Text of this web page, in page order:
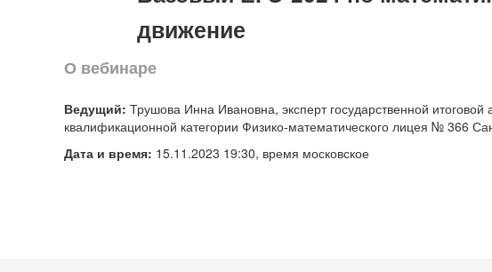
движение
О вебинаре
Ведущий: Трушова Инна Ивановна, эксперт государственной
квалификационной категории Физико-математического лицея № 366
Дата и время: 15.11.2023 19:30, время московское